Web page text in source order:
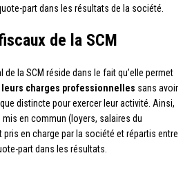
part dans les résultats de la société.
de la SCM
de la SCM réside dans le fait qu’elle permet
charges professionnelles sans avoir
distincte pour exercer leur activité. Ainsi,
en commun (loyers, salaires du
en charge par la société et répartis entre
part dans les résultats.